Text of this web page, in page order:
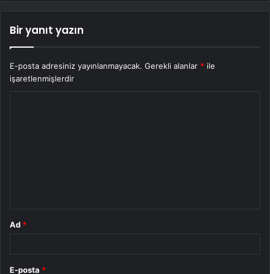
Bir yanıt yazın
E-posta adresiniz yayınlanmayacak. Gerekli alanlar * ile
işaretlenmişlerdir
Ad *
E-posta *